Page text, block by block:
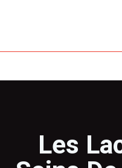
Les